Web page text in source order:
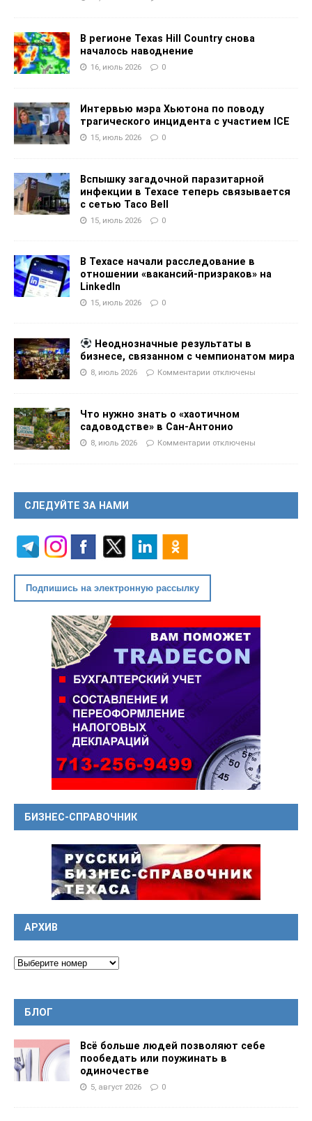
В регионе Texas Hill Country снова
началось наводнение
16, июль 2026 0
Интервью мэра Хьютона по поводу
трагического инцидента с участием ICE
15, июль 2026 0
Вспышку загадочной паразитарной
инфекции в Техасе теперь связывается
с сетью Taco Bell
15, июль 2026 0
В Техасе начали расследование в
отношении «вакансий-призраков» на
LinkedIn
15, июль 2026 0
Неоднозначные результаты в
бизнесе, связанном с чемпионатом мира
8, июль 2026 Комментарии отключены
Что нужно знать о «хаотичном
садоводстве» в Сан-Антонио
8, июль 2026 Комментарии отключены
СЛЕДУЙТЕ ЗА НАМИ
Подпишись на электронную рассылку
БИЗНЕС-СПРАВОЧНИК
АРХИВ
БЛОГ
Всё больше людей позволяют себе
пообедать или поужинать в
одиночестве
5, август 2026 0